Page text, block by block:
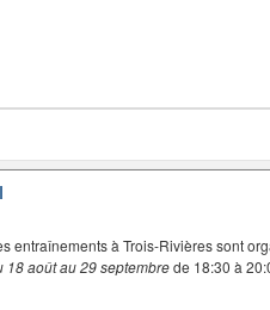
entraînements à Trois-Rivières sont
18 août au 29 septembrede 18:30 à